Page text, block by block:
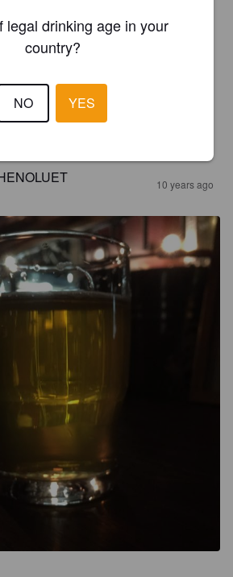
10 years ago
legal drinking age in your
country?
NO YES